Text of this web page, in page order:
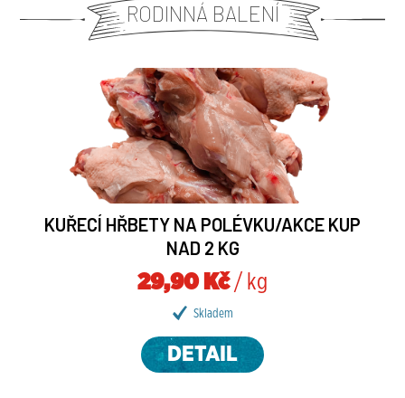
RODINNÁ BALENÍ
KUŘECÍ HŘBETY NA POLÉVKU/AKCE KUP
NAD 2 KG
29,90 Kč/ kg
Skladem
DETAIL